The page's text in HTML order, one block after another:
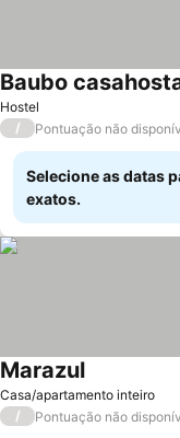
Hostel
Baubo
/ Pontuação não
Selecione as datas
exatos.
Casa/apartamento inteiro
MarazulVer preços
/ Pontuação não